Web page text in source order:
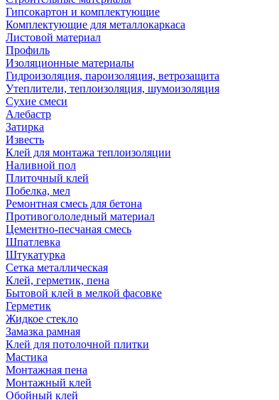
Гипсокартон и комплектующие
Комплектующие для металлокаркаса
Листовой материал
Профиль
Изоляционные материалы
Гидроизоляция, пароизоляция, ветрозащита
Утеплители, теплоизоляция, шумоизоляция
Сухие смеси
Алебастр
Затирка
Известь
Клей для монтажа теплоизоляции
Наливной пол
Плиточный клей
Побелка, мел
Ремонтная смесь для бетона
Противогололедный материал
Цементно-песчаная смесь
Шпатлевка
Штукатурка
Сетка металлическая
Клей, герметик, пена
Бытовой клей в мелкой фасовке
Герметик
Жидкое стекло
Замазка рамная
Клей для потолочной плитки
Мастика
Монтажная пена
Монтажный клей
Обойный клей